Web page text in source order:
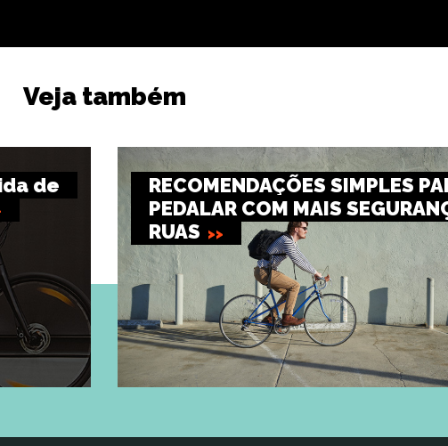
Veja também
de
RECOMENDAÇÕES SIMPLES
PEDALAR COM MAIS
RUAS